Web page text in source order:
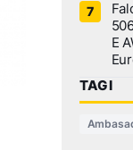
E
TAGI